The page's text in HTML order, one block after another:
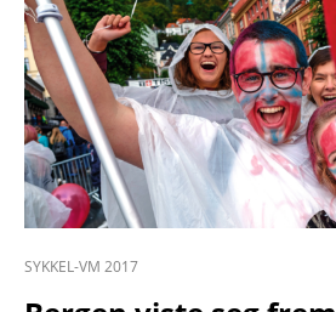
SYKKEL-VM 2017